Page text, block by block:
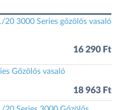
20 3000 Series gőzölős vasaló
16 290 Ft
Gőzölős vasaló
18 963 Ft